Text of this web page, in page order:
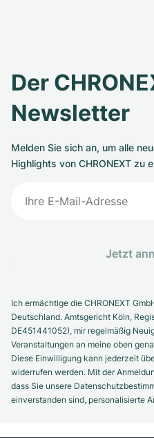
Der
Newsletter
Melden Sie sich an, um alle
Highlights von CHRONEXT zu
Jetzt
Ich ermächtige die CHRONEXT
Deutschland. Amtsgericht Köln,
DE451441052), mir regelmäßig
Veranstaltungen an meine oben
Diese Einwilligung kann jederzeit
widerrufen werden. Mit der
dass Sie unsere
einverstanden sind, personalisierte